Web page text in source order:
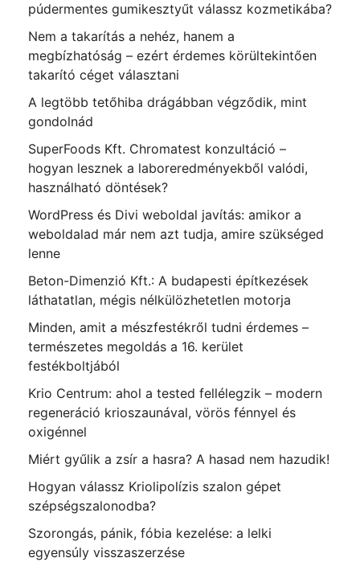
púdermentes gumikesztyűt válassz kozmetikába?
Nem a takarítás a nehéz, hanem a
megbízhatóság – ezért érdemes körültekintően
takarító céget választani
A legtöbb tetőhiba drágábban végződik, mint
gondolnád
SuperFoods Kft. Chromatest konzultáció –
hogyan lesznek a laboreredményekből valódi,
használható döntések?
WordPress és Divi weboldal javítás: amikor a
weboldalad már nem azt tudja, amire szükséged
lenne
Beton-Dimenzió Kft.: A budapesti építkezések
láthatatlan, mégis nélkülözhetetlen motorja
Minden, amit a mészfestékről tudni érdemes –
természetes megoldás a 16. kerület
festékboltjából
Krio Centrum: ahol a tested fellélegzik – modern
regeneráció krioszaunával, vörös fénnyel és
oxigénnel
Miért gyűlik a zsír a hasra? A hasad nem hazudik!
Hogyan válassz Kriolipolízis szalon gépet
szépségszalonodba?
Szorongás, pánik, fóbia kezelése: a lelki
egyensúly visszaszerzése